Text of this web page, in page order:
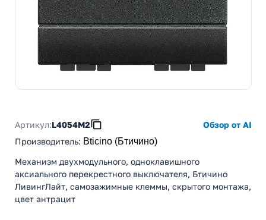
Артикул:L4054M2
Обзор от AI
Производитель: Bticino (Бтичино)
Механизм двухмодульного, одноклавишного
аксиального перекрестного выключателя, Бтичино
ЛивингЛайт, самозажимные клеммы, скрытого монтажа,
цвет антрацит